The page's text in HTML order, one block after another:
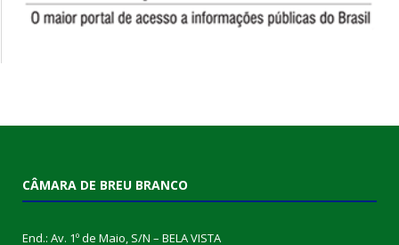
CÂMARA DE BREU BRANCO
End.: Av. 1º de Maio, S/N – BELA VISTA